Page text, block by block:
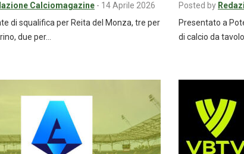
Calciomagazine - 14 Aprile 2026
di squalifica per Reita del Monza, tre per
due per…
Posted by
Presentato a
di calcio da